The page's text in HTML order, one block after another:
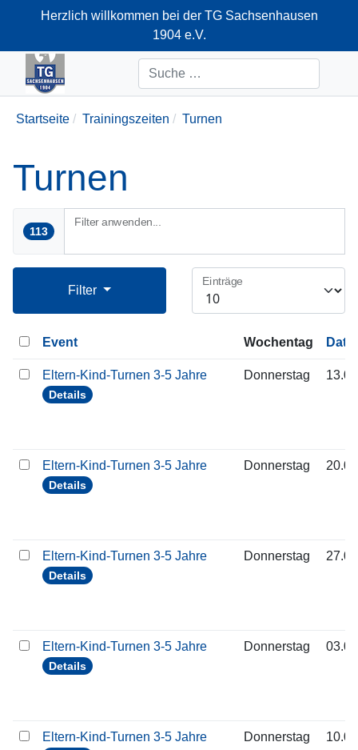
Herzlich willkommen bei der TG Sachsenhausen
1904 e.V.
+49-69-66374712
Suchen
Startseite Trainingszeiten Turnen
Turnen
113
Filter anwenden...
Filter
Einträge
Event Wochentag
Eltern-Kind-Turnen 3-5 Jahre
Details
Donnerstag
Eltern-Kind-Turnen 3-5 Jahre
Details
Donnerstag
Eltern-Kind-Turnen 3-5 Jahre
Details
Donnerstag
Eltern-Kind-Turnen 3-5 Jahre
Details
Donnerstag
Eltern-Kind-Turnen 3-5 Jahre Donnerstag